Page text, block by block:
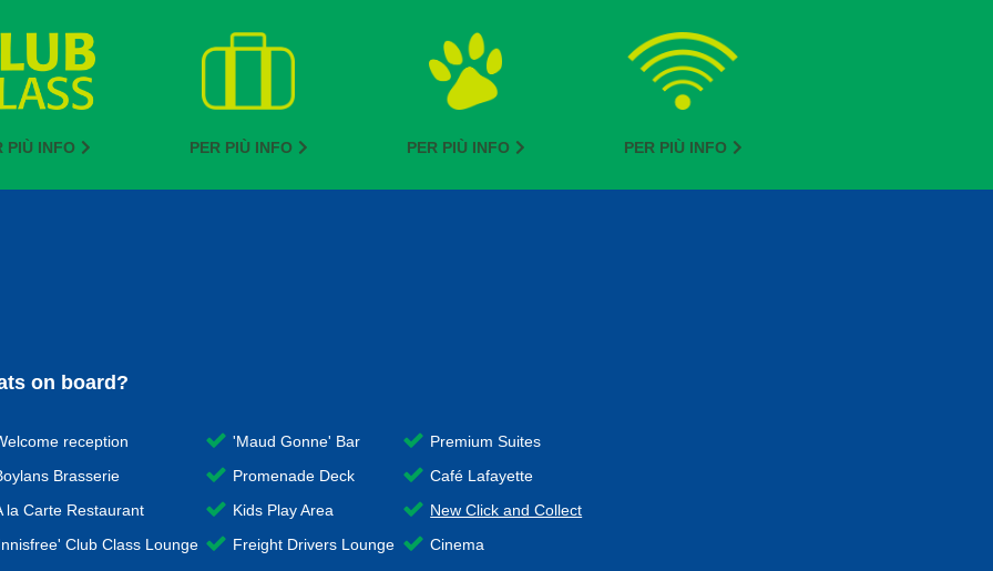
PIÙ INFO PER PIÙ INFO PER PIÙ INFO PER PIÙ INFO
on board?
reception
Brasserie
la Carte Restaurant
Club Class Lounge
'Maud Gonne' Bar
Promenade Deck
Kids Play Area
Freight Drivers Lounge
Premium Suites
Café Lafayette
New Click and Collect
Cinema